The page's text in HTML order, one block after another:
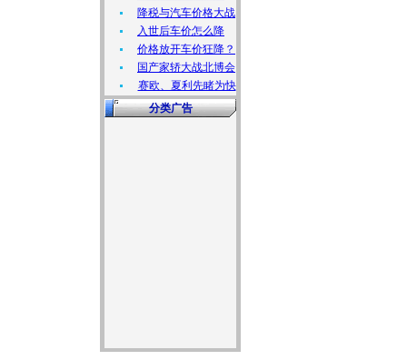
降税与汽车价格大战
入世后车价怎么降
价格放开车价狂降？
国产家轿大战北博会
赛欧、夏利先睹为快
分类广告